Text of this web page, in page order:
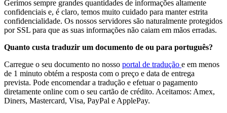
Gerimos sempre grandes quantidades de informações altamente
confidenciais e, é claro, temos muito cuidado para manter estrita
confidencialidade. Os nossos servidores são naturalmente protegidos
por SSL para que as suas informações não caiam em mãos erradas.
Quanto custa traduzir um documento de ou para português?
Carregue o seu documento no nosso portal de tradução e em menos
de 1 minuto obtém a resposta com o preço e data de entrega
prevista. Pode encomendar a tradução e efetuar o pagamento
diretamente online com o seu cartão de crédito. Aceitamos: Amex,
Diners, Mastercard, Visa, PayPal e ApplePay.